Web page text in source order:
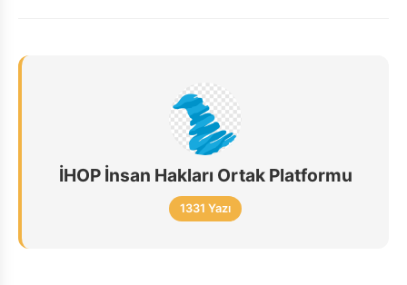
İHOP İnsan Hakları Ortak Platformu
1331 Yazı